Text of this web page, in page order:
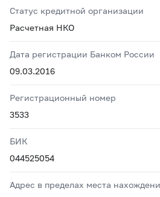
Статус кредитной организации
Расчетная НКО
Дата регистрации Банком России
09.03.2016
Регистрационный номер
3533
БИК
044525054
Адрес в пределах места